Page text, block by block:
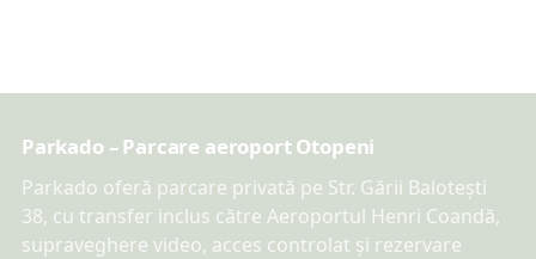
Parkado – Parcare aeroport Otopeni
Parkado oferă parcare privată pe Str. Gării Balotești
38, cu transfer inclus către Aeroportul Henri Coandă,
supraveghere video, acces controlat și rezervare